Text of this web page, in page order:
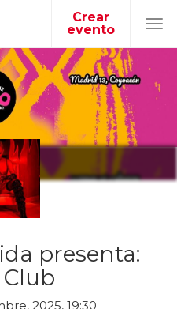
Crear
evento
presenta:
, 2025, 19:30